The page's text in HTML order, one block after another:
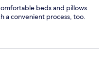
beds and pillows.
a convenient process, too.